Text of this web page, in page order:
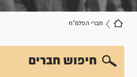
חברי הפלמ"ח
חיפוש חברים